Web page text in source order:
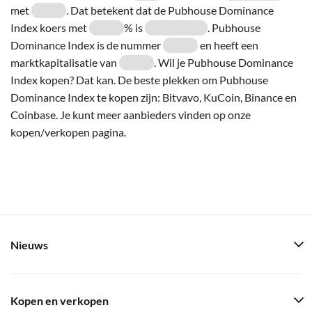
met
. Dat betekent dat de Pubhouse Dominance
Index koers met
% is
. Pubhouse
Dominance Index is de nummer
en heeft een
marktkapitalisatie van
. Wil je Pubhouse Dominance
Index kopen? Dat kan. De beste plekken om Pubhouse
Dominance Index te kopen zijn: Bitvavo, KuCoin, Binance en
Coinbase. Je kunt meer aanbieders vinden op onze
kopen/verkopen pagina.
Nieuws
Kopen en verkopen